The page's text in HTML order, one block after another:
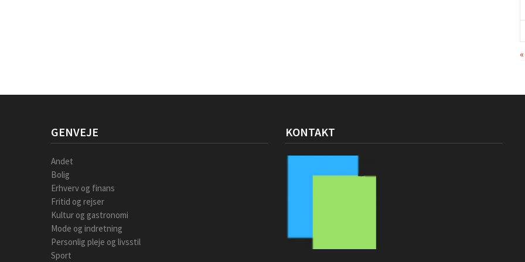
GENVEJE
Andet
Bolig
Erhverv og finans
Fritid og rejser
Kultur og gastronomi
Mode og indretning
Personlig pleje og livsstil
Sport
KONTAKT